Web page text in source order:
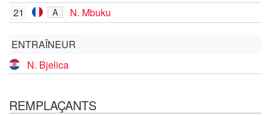
21
A N. Mbuku
ENTRAÎNEUR
N. Bjelica
REMPLAÇANTS